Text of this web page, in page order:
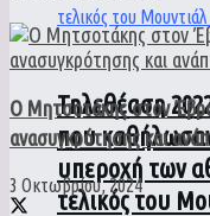
Τηλεθέαση
που καθήλωσαν
υπεροχή των
τελικός του
Ο Μητσοτάκης στον
ανασυγκρότησης και
3 Οκτωβρίου, 2024